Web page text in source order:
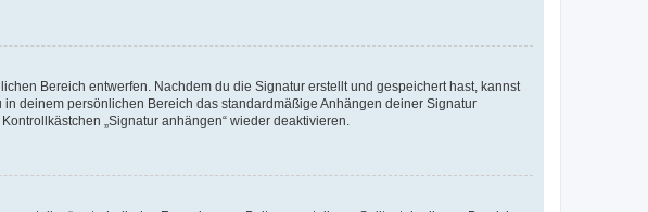
Bereich entwerfen. Nachdem du die Signatur erstellt und gespeichert hast, kannst
deinem persönlichen Bereich das standardmäßige Anhängen deiner Signatur
„Signatur anhängen“ wieder deaktivieren.